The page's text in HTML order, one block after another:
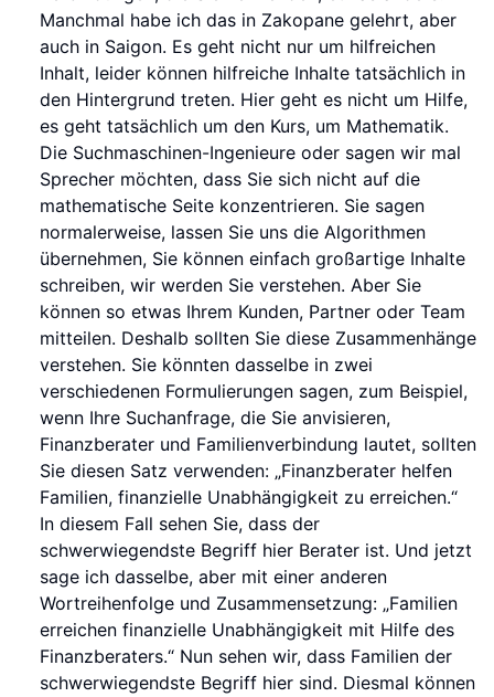
Manchmal habe ich das in Zakopane gelehrt, aber
auch in Saigon. Es geht nicht nur um hilfreichen
Inhalt, leider können hilfreiche Inhalte tatsächlich in
den Hintergrund treten. Hier geht es nicht um Hilfe,
es geht tatsächlich um den Kurs, um Mathematik.
Die Suchmaschinen-Ingenieure oder sagen wir mal
Sprecher möchten, dass Sie sich nicht auf die
mathematische Seite konzentrieren. Sie sagen
normalerweise, lassen Sie uns die Algorithmen
übernehmen, Sie können einfach großartige Inhalte
schreiben, wir werden Sie verstehen. Aber Sie
können so etwas Ihrem Kunden, Partner oder Team
mitteilen. Deshalb sollten Sie diese Zusammenhänge
verstehen. Sie könnten dasselbe in zwei
verschiedenen Formulierungen sagen, zum Beispiel,
wenn Ihre Suchanfrage, die Sie anvisieren,
Finanzberater und Familienverbindung lautet, sollten
Sie diesen Satz verwenden: „Finanzberater helfen
Familien, finanzielle Unabhängigkeit zu erreichen.“
In diesem Fall sehen Sie, dass der
schwerwiegendste Begriff hier Berater ist. Und jetzt
sage ich dasselbe, aber mit einer anderen
Wortreihenfolge und Zusammensetzung: „Familien
erreichen finanzielle Unabhängigkeit mit Hilfe des
Finanzberaters.“ Nun sehen wir, dass Familien der
schwerwiegendste Begriff hier sind. Diesmal können